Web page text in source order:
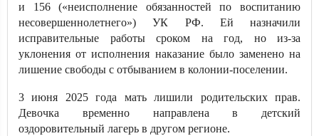
и 156 («неисполнение обязанностей по воспитанию
несовершеннолетнего») УК РФ. Ей назначили
исправительные работы сроком на год, но из-за
уклонения от исполнения наказание было заменено на
лишение свободы с отбыванием в колонии-поселении.
3 июня 2025 года мать лишили родительских прав.
Девочка временно направлена в детский
оздоровительный лагерь в другом регионе.